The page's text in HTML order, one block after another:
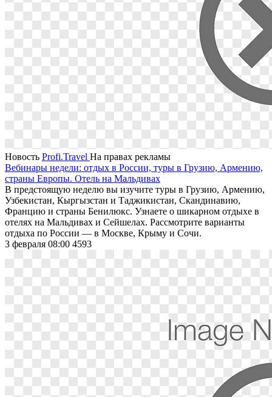
Новость Profi.Travel На правах рекламы
Вебинары недели: отдых в России, туры в Грузию, Армению,
страны Европы. Отель на Мальдивах
В предстоящую неделю вы изучите туры в Грузию, Армению,
Узбекистан, Кыргызстан и Таджикистан, Скандинавию,
Францию и страны Бенилюкс. Узнаете о шикарном отдыхе в
отелях на Мальдивах и Сейшелах. Рассмотрите варианты
отдыха по России — в Москве, Крыму и Сочи.
3 февраля 08:00 4593